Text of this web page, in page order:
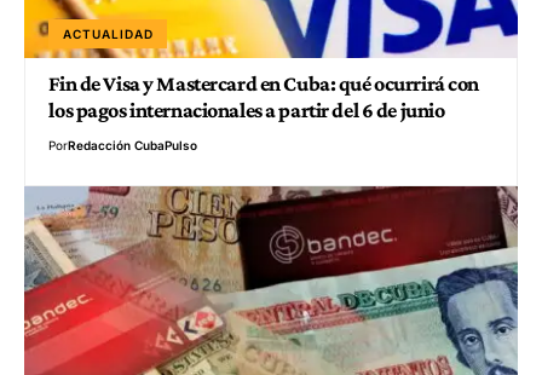
ACTUALIDAD
Fin de Visa y Mastercard en Cuba: qué ocurrirá con
los pagos internacionales a partir del 6 de junio
PorRedacción CubaPulso